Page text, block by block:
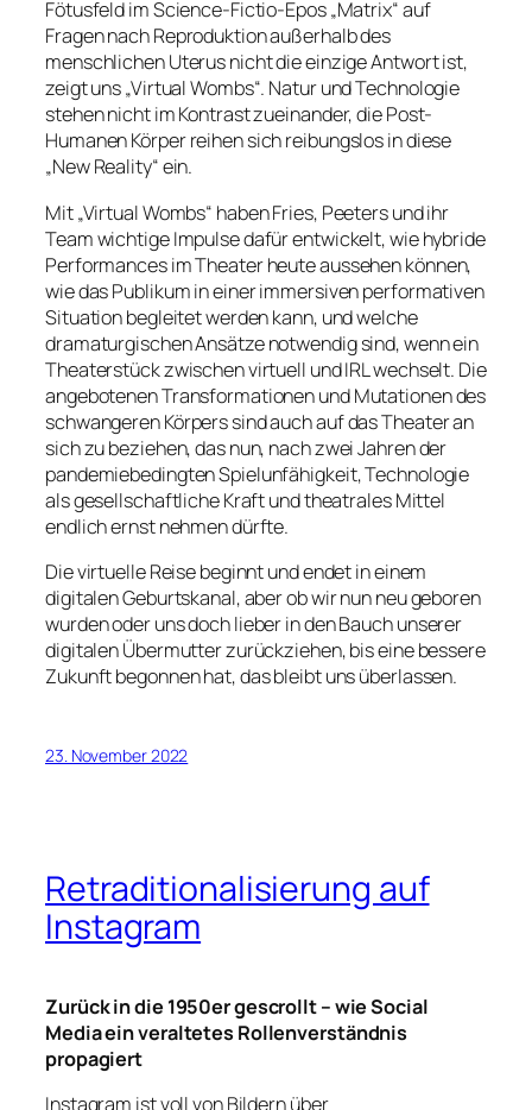
Fötusfeld im Science-Fictio-Epos „Matrix“ auf
Fragen nach Reproduktion außerhalb des
menschlichen Uterus nicht die einzige Antwort ist,
zeigt uns „Virtual Wombs“. Natur und Technologie
stehen nicht im Kontrast zueinander, die Post-
Humanen Körper reihen sich reibungslos in diese
„New Reality“ ein.
Mit „Virtual Wombs“ haben Fries, Peeters und ihr
Team wichtige Impulse dafür entwickelt, wie hybride
Performances im Theater heute aussehen können,
wie das Publikum in einer immersiven performativen
Situation begleitet werden kann, und welche
dramaturgischen Ansätze notwendig sind, wenn ein
Theaterstück zwischen virtuell und IRL wechselt. Die
angebotenen Transformationen und Mutationen des
schwangeren Körpers sind auch auf das Theater an
sich zu beziehen, das nun, nach zwei Jahren der
pandemiebedingten Spielunfähigkeit, Technologie
als gesellschaftliche Kraft und theatrales Mittel
endlich ernst nehmen dürfte.
Die virtuelle Reise beginnt und endet in einem
digitalen Geburtskanal, aber ob wir nun neu geboren
wurden oder uns doch lieber in den Bauch unserer
digitalen Übermutter zurückziehen, bis eine bessere
Zukunft begonnen hat, das bleibt uns überlassen.
23. November 2022
Retraditionalisierung auf
Instagram
Zurück in die 1950er gescrollt – wie Social
Media ein veraltetes Rollenverständnis
propagiert
Instagram ist voll von Bildern über